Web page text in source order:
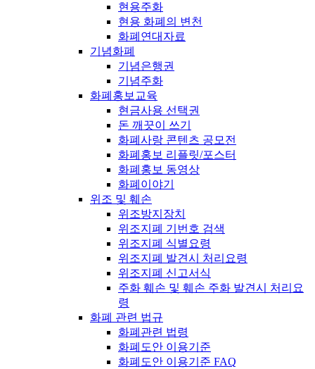
현용주화
현용 화폐의 변천
화폐연대자료
기념화폐
기념은행권
기념주화
화폐홍보교육
현금사용 선택권
돈 깨끗이 쓰기
화폐사랑 콘텐츠 공모전
화폐홍보 리플릿/포스터
화폐홍보 동영상
화폐이야기
위조 및 훼손
위조방지장치
위조지폐 기번호 검색
위조지폐 식별요령
위조지폐 발견시 처리요령
위조지폐 신고서식
주화 훼손 및 훼손 주화 발견시 처리요
령
화폐 관련 법규
화폐관련 법령
화폐도안 이용기준
화폐도안 이용기준 FAQ